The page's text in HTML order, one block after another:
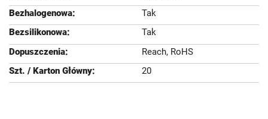
Tak
Tak
Reach, RoHS
20